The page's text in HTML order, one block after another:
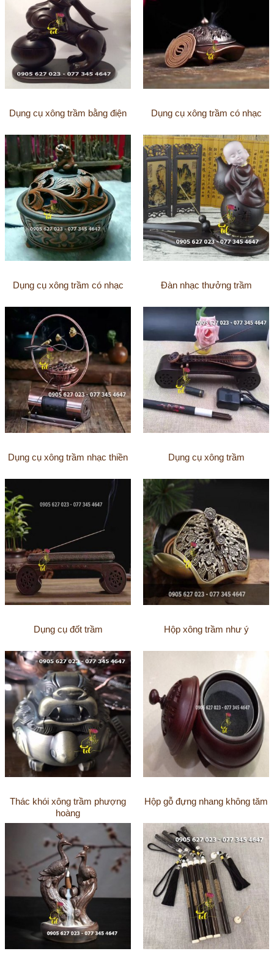
Dụng cụ xông trầm bằng điện Dụng cụ xông trầm có nhạc
Dụng cụ xông trầm có nhạc Đàn nhạc thưởng trầm
Dụng cụ xông trầm nhạc thiền Dụng cụ xông trầm
Dụng cụ đốt trầm Hộp xông trầm như ý
Thác khói xông trầm phượng
hoàng
Hộp gỗ đựng nhang không tăm